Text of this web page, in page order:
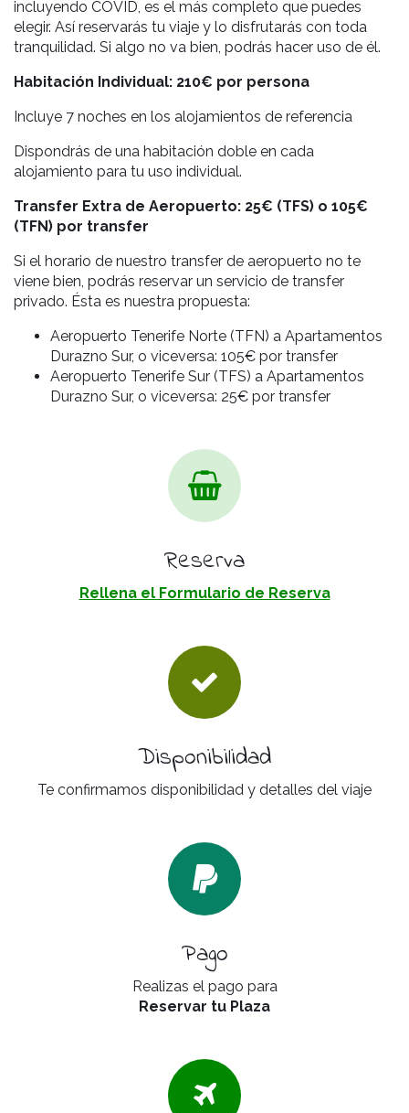
incluyendo COVID, es el más completo que puedes
elegir. Así reservarás tu viaje y lo disfrutarás con toda
tranquilidad. Si algo no va bien, podrás hacer uso de él.
Habitación Individual: 210€ por persona
Incluye 7 noches en los alojamientos de referencia
Dispondrás de una habitación doble en cada
alojamiento para tu uso individual.
Transfer Extra de Aeropuerto: 25€ (TFS) o 105€
(TFN) por transfer
Si el horario de nuestro transfer de aeropuerto no te
viene bien, podrás reservar un servicio de transfer
privado. Ésta es nuestra propuesta:
Aeropuerto Tenerife Norte (TFN) a Apartamentos
Durazno Sur, o viceversa: 105€ por transfer
Aeropuerto Tenerife Sur (TFS) a Apartamentos
Durazno Sur, o viceversa: 25€ por transfer
Reserva
Rellena el Formulario de Reserva
Disponibilidad
Te confirmamos disponibilidad y detalles del viaje
Pago
Realizas el pago para
Reservar tu Plaza